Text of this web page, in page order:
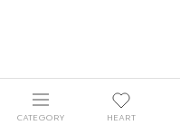
CATEGORY HEART